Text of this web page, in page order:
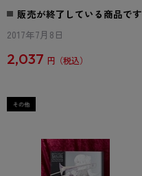
販売が終了している商品です
2017年7月8日
2,037 円